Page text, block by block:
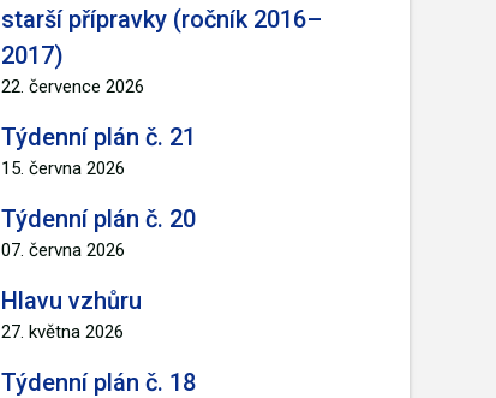
starší přípravky (ročník 2016–
2017)
22. července 2026
Týdenní plán č. 21
15. června 2026
Týdenní plán č. 20
07. června 2026
Hlavu vzhůru
27. května 2026
Týdenní plán č. 18